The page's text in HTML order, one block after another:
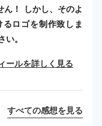
！ しかし、そのよ
ロゴを制作致しま
。
ールを詳しく見る
すべての感想を見る